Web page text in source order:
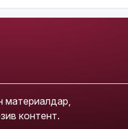
материалдар,
контент.